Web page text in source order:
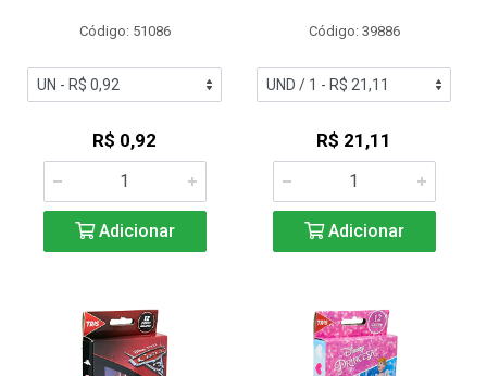
Código: 51086
R$ 0,92
Adicionar
Código: 39886
R$ 21,11
Adicionar